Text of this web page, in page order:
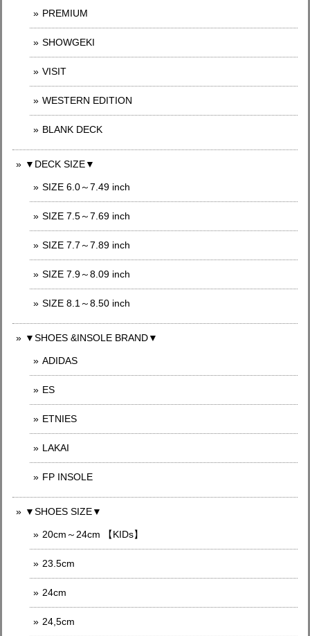
PREMIUM
SHOWGEKI
VISIT
WESTERN EDITION
BLANK DECK
▼DECK SIZE▼
SIZE 6.0～7.49 inch
SIZE 7.5～7.69 inch
SIZE 7.7～7.89 inch
SIZE 7.9～8.09 inch
SIZE 8.1～8.50 inch
▼SHOES &INSOLE BRAND▼
ADIDAS
ES
ETNIES
LAKAI
FP INSOLE
▼SHOES SIZE▼
20cm～24cm 【KIDs】
23.5cm
24cm
24,5cm